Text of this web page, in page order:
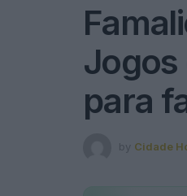
Jogos
para
by Cidade